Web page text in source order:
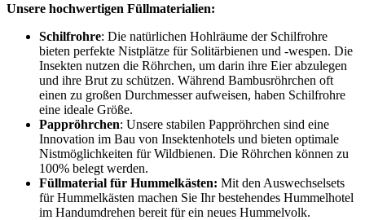
Unsere hochwertigen Füllmaterialien:
Schilfrohre: Die natürlichen Hohlräume der Schilfrohre
bieten perfekte Nistplätze für Solitärbienen und -wespen. Die
Insekten nutzen die Röhrchen, um darin ihre Eier abzulegen
und ihre Brut zu schützen. Während Bambusröhrchen oft
einen zu großen Durchmesser aufweisen, haben Schilfrohre
eine ideale Größe.
Pappröhrchen: Unsere stabilen Pappröhrchen sind eine
Innovation im Bau von Insektenhotels und bieten optimale
Nistmöglichkeiten für Wildbienen. Die Röhrchen können zu
100% belegt werden.
Füllmaterial für Hummelkästen: Mit den Auswechselsets
für Hummelkästen machen Sie Ihr bestehendes Hummelhotel
im Handumdrehen bereit für ein neues Hummelvolk.